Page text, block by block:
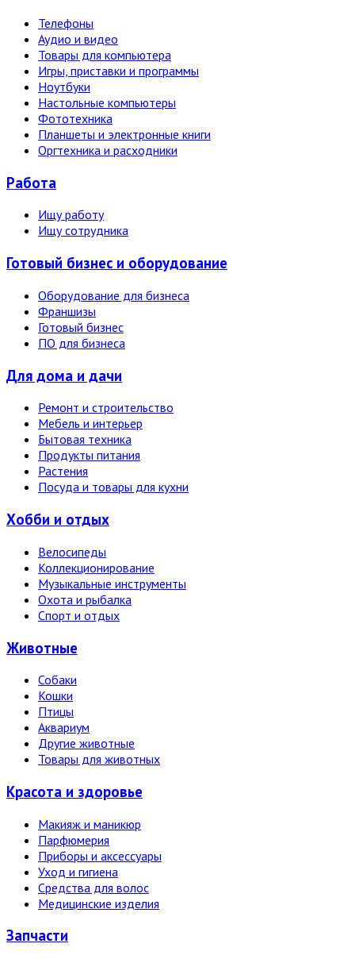
Телефоны
Аудио и видео
Товары для компьютера
Игры, приставки и программы
Ноутбуки
Настольные компьютеры
Фототехника
Планшеты и электронные книги
Оргтехника и расходники
Работа
Ищу работу
Ищу сотрудника
Готовый бизнес и оборудование
Оборудование для бизнеса
Франшизы
Готовый бизнес
ПО для бизнеса
Для дома и дачи
Ремонт и строительство
Мебель и интерьер
Бытовая техника
Продукты питания
Растения
Посуда и товары для кухни
Хобби и отдых
Велосипеды
Коллекционирование
Музыкальные инструменты
Охота и рыбалка
Спорт и отдых
Животные
Собаки
Кошки
Птицы
Аквариум
Другие животные
Товары для животных
Красота и здоровье
Макияж и маникюр
Парфюмерия
Приборы и аксессуары
Уход и гигиена
Средства для волос
Медицинские изделия
Запчасти